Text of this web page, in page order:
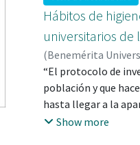
entorno alimentario
estudiantil,
promueve el EAVS
para favorecer la
que el entorno
facilita la
Hábitos de
universitarios de
(Benemérita
“El protocolo de
población y que
hasta llegar a la
con el objetivo de
Show more